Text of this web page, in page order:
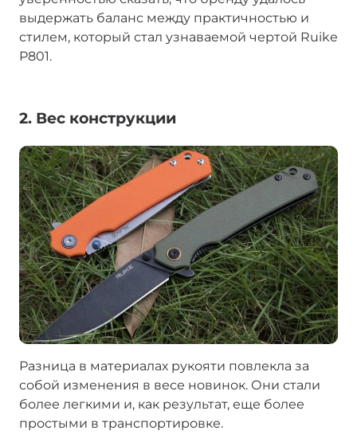
выдержать баланс между практичностью и
стилем, который стал узнаваемой чертой Ruike
P801.
2. Вес конструкции
Разница в материалах рукояти повлекла за
собой изменения в весе новинок. Они стали
более легкими и, как результат, еще более
простыми в транспортировке.